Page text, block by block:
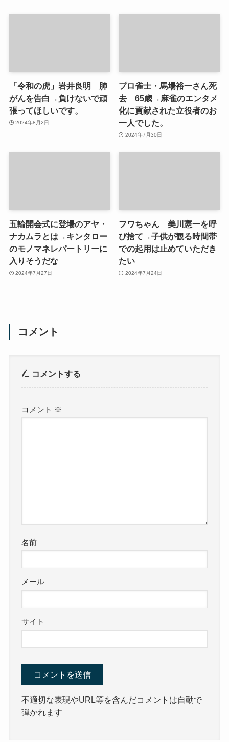
「令和の虎」岩井良明 肺
がんを告白→負けないで頑
張ってほしいです。
2024年8月2日
プロ雀士・馬場裕一さん死
去 65歳→麻雀のエンタメ
化に貢献された立役者のお
一人でした。
2024年7月30日
五輪開会式に登場のアヤ・
ナカムラとは→キンタロー
のモノマネレパートリーに
入りそうだな
2024年7月27日
フワちゃん 美川憲一を呼
び捨て→子供が観る時間帯
での起用は止めていただき
たい
2024年7月24日
コメント
コメントする
コメント ※
名前
メール
サイト
不適切な表現やURL等を含んだコメントは自動で
弾かれます